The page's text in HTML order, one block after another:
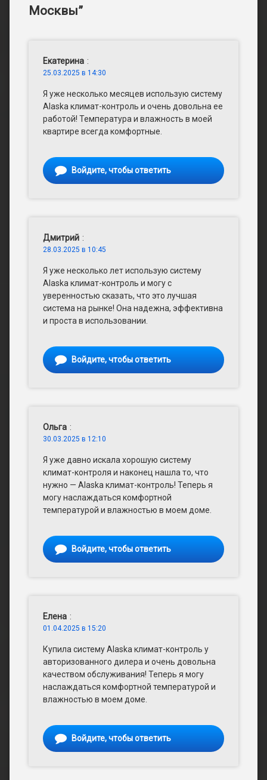
Москвы”
Екатерина :
25.03.2025 в 14:30
Я уже несколько месяцев использую систему
Alaska климат-контроль и очень довольна ее
работой! Температура и влажность в моей
квартире всегда комфортные.
Войдите, чтобы ответить
Дмитрий :
28.03.2025 в 10:45
Я уже несколько лет использую систему
Alaska климат-контроль и могу с
уверенностью сказать, что это лучшая
система на рынке! Она надежна, эффективна
и проста в использовании.
Войдите, чтобы ответить
Ольга :
30.03.2025 в 12:10
Я уже давно искала хорошую систему
климат-контроля и наконец нашла то, что
нужно — Alaska климат-контроль! Теперь я
могу наслаждаться комфортной
температурой и влажностью в моем доме.
Войдите, чтобы ответить
Елена :
01.04.2025 в 15:20
Купила систему Alaska климат-контроль у
авторизованного дилера и очень довольна
качеством обслуживания! Теперь я могу
наслаждаться комфортной температурой и
влажностью в моем доме.
Войдите, чтобы ответить